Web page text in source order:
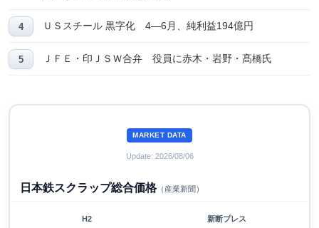
ＵＳスチール 黒字化 4―6月、純利益194億円
ＪＦＥ・印ＪＳＷ合弁 役員に赤木・岩野・髙橋氏
MARKET DATA
Update: 2026/08/06
日本鉄スクラップ総合価格（産業新聞）
H2 新断プレス